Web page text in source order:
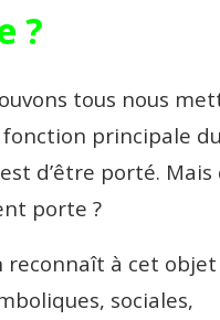
?
tous nous
fonction principale du
d’être porté. Mais
porte ?
reconnaît à cet
sociales,